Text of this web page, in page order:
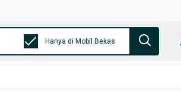
Hanya di Mobil Bekas